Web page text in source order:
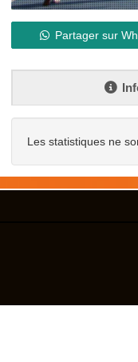
Partager sur
Les statistiques ne